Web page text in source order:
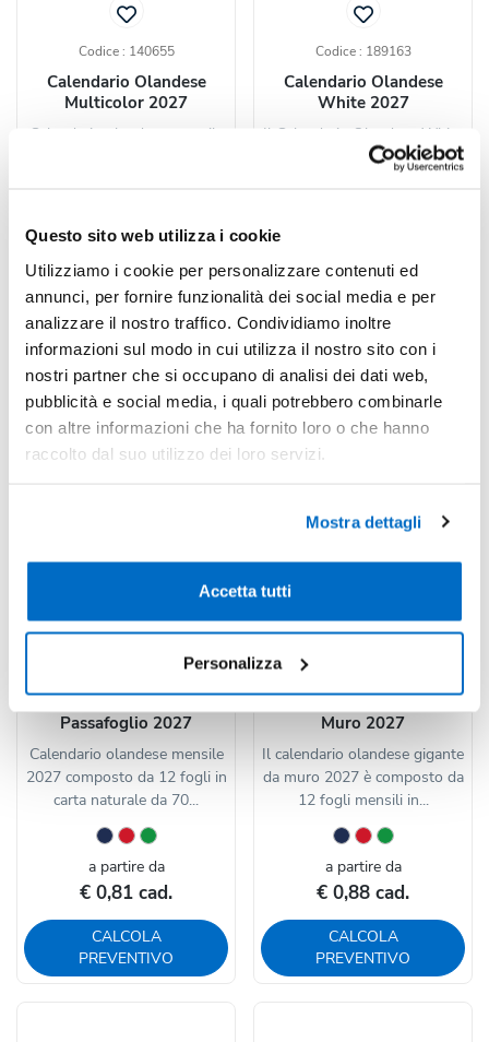
Questo sito web utilizza i cookie
Utilizziamo i cookie per personalizzare contenuti ed
annunci, per fornire funzionalità dei social media e per
analizzare il nostro traffico. Condividiamo inoltre
informazioni sul modo in cui utilizza il nostro sito con i
nostri partner che si occupano di analisi dei dati web,
pubblicità e social media, i quali potrebbero combinarle
con altre informazioni che ha fornito loro o che hanno
raccolto dal suo utilizzo dei loro servizi.
Mostra dettagli
Accetta tutti
Personalizza
Codice : 140655
Calendario Olandese
Multicolor 2027
Calendario olandese mensile
a partire da
€ 0,54 cad.
CALCOLA
PREVENTIVO
Codice : 189163
Calendario Olandese
White 2027
Il Calendario Olandese White
2027 è composto da 12 fogli
€ 0,57 cad.
CALCOLA
PREVENTIVO
Calendario Olandese con
Passafoglio 2027
Calendario olandese mensile
2027 composto da 12 fogli in
carta naturale da 70...
a partire da
€ 0,81 cad.
CALCOLA
PREVENTIVO
Calendario Gigante da
Muro 2027
Il calendario olandese gigante
da muro 2027 è composto da
12 fogli mensili in...
a partire da
€ 0,88 cad.
CALCOLA
PREVENTIVO